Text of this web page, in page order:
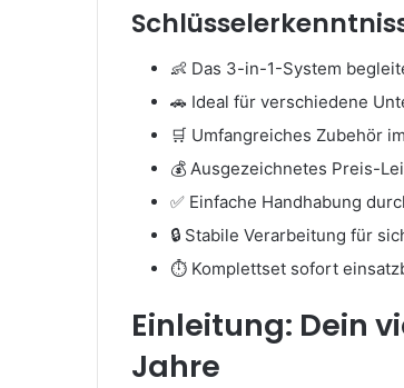
👶 Das 3-in-1-System
🚗 Ideal für verschiedene
🛒 Umfangreiches Zubehör
💰 Ausgezeichnetes Preis-
✅ Einfache Handhabung
🔒 Stabile Verarbeitung für
⏱️ Komplettset sofort
Einleitung: Dein
Jahre